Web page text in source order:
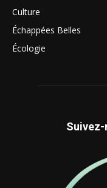
Culture
Échappées Belles
Écologie
Suivez-